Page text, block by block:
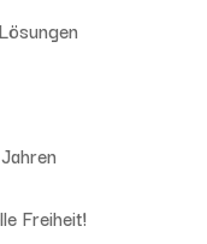
Freiheit!